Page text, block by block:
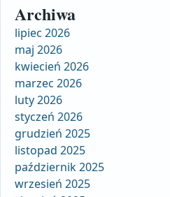
Archiwa
lipiec 2026
maj 2026
kwiecień 2026
marzec 2026
luty 2026
styczeń 2026
grudzień 2025
listopad 2025
październik 2025
wrzesień 2025